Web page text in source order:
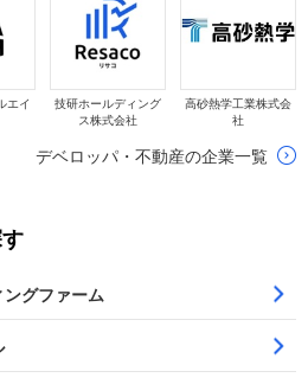
エイ
技研ホールディング
ス株式会社
高砂熱学工業株式会
社
デベロッパ・不動産の企業一覧
グファーム